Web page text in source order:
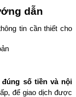
dẫn
tin cần thiết cho
đúng số tiền và nội
để giao dịch được